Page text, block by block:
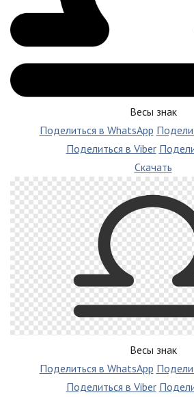
Весы знак
Поделиться в WhatsApp
Поделиться в Viber
Скачать
Весы знак
Поделиться в WhatsApp
Поделиться в Viber